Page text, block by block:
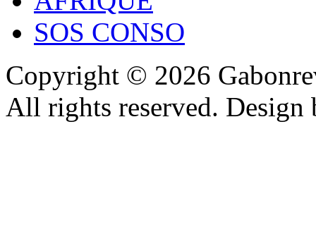
SOS CONSO
Copyright © 2026
All rights reserved.